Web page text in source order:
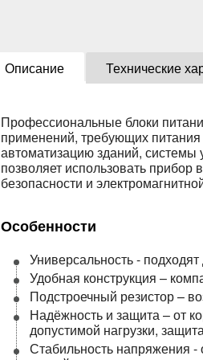
Описание Технические
Профессиональные блоки
применений, требующих
автоматизацию зданий,
позволяет использовать
безопасности и
Особенности
Универсальность -
Удобная конструкция –
Подстроечный резистор –
Надёжность и защита – от
допустимой нагрузки,
Стабильность напряжения